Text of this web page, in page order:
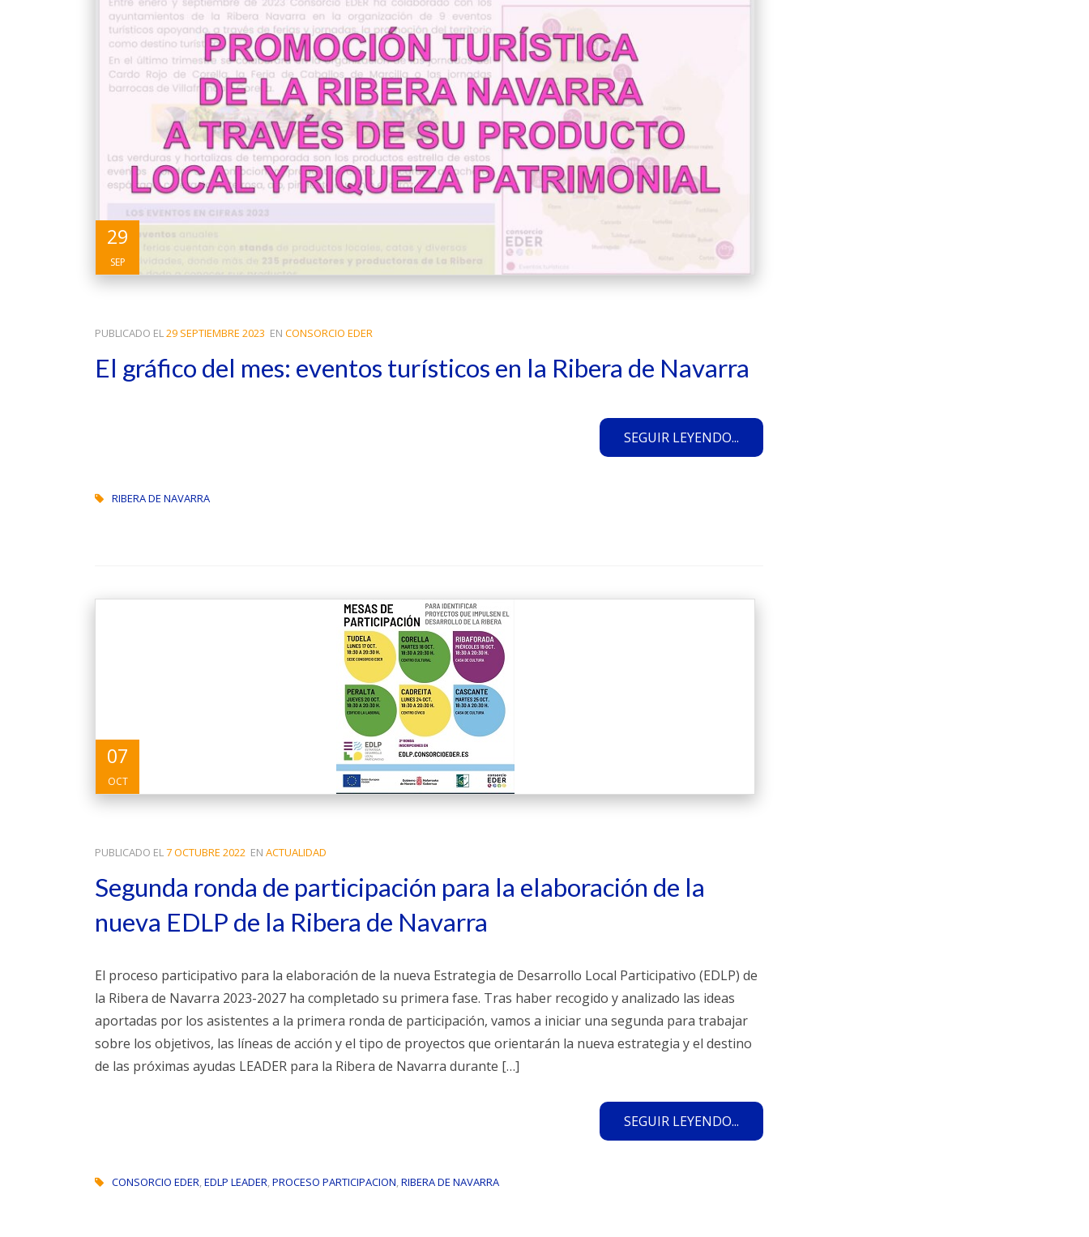
29
SEP
PUBLICADO EL29 SEPTIEMBRE 2023 EN CONSORCIO EDER
El gráfico del mes: eventos turísticos en la Ribera de Navarra
SEGUIR LEYENDO...
RIBERA DE NAVARRA
07
OCT
PUBLICADO EL7 OCTUBRE 2022 EN ACTUALIDAD
Segunda ronda de participación para la elaboración de la
nueva EDLP de la Ribera de Navarra
El proceso participativo para la elaboración de la nueva Estrategia de Desarrollo Local Participativo (EDLP) de
la Ribera de Navarra 2023-2027 ha completado su primera fase. Tras haber recogido y analizado las ideas
aportadas por los asistentes a la primera ronda de participación, vamos a iniciar una segunda para trabajar
sobre los objetivos, las líneas de acción y el tipo de proyectos que orientarán la nueva estrategia y el destino
de las próximas ayudas LEADER para la Ribera de Navarra durante […]
SEGUIR LEYENDO...
CONSORCIO EDER,EDLP LEADER,PROCESO PARTICIPACION,RIBERA DE NAVARRA